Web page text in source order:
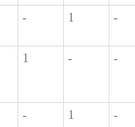
- 1 -
1 - -
- 1 -